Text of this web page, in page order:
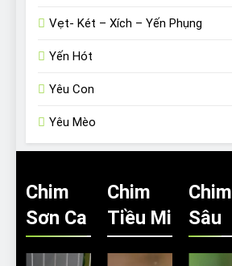
Vẹt- Két – Xích – Yến Phụng
Yến Hót
Yêu Con
Yêu Mèo
Chim
Sơn Ca
Chim
Tiều Mi
Chim
Sâu